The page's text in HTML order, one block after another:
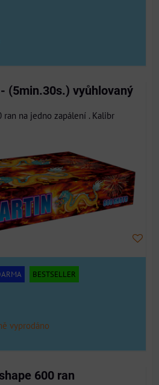
(5min.30s.) vyůhlovaný
ran na jedno zapálení . Kalibr
BESTSELLER
vyprodáno
600 ran